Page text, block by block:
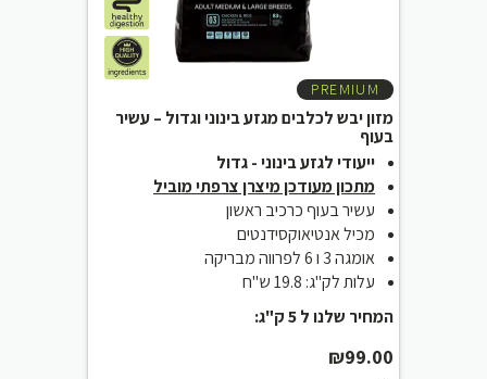
PREMIUM
מזון יבש לכלבים מגזע בינוני וגדול – עשיר
בעוף
ייעודי לגזע בינוני - גדול
מתכון מעודכן מיצרן צרפתי מוביל
עשיר בעוף כרכיב ראשון
מכיל אנטיאוקסידנטים
אומגה 3 ו 6 לפרווה מבריקה
עלות לק"ג: 19.8 ש"ח
המחיר שלנו ל 5 ק"ג:
₪99.00